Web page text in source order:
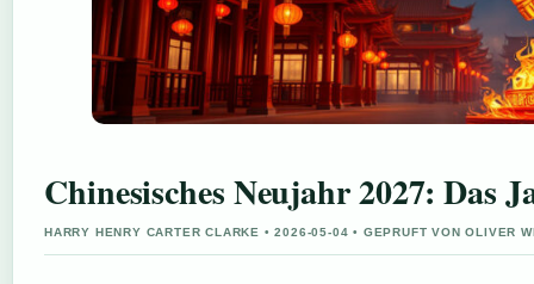
Chinesisches Neujahr 2027: Das
HARRY HENRY CARTER CLARKE • 2026-05-04 • GEPRUFT VON OLIVER